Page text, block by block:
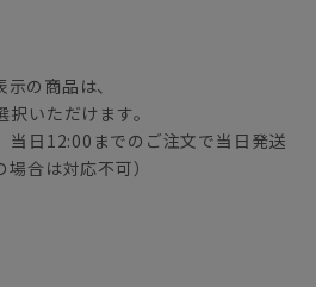
示の商品は、
いただけます。
当日12:00までのご注文で当日発送
合は対応不可）